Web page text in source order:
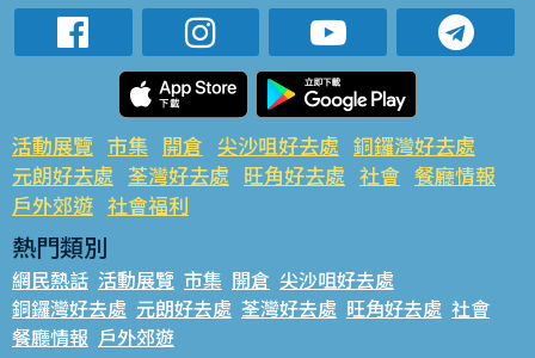
活動展覽 市集 開倉 尖沙咀好去處 銅鑼灣好去處
元朗好去處 荃灣好去處 旺角好去處 社會 餐廳情報
戶外郊遊 社會福利
熱門類別
網民熱話 活動展覽 市集 開倉 尖沙咀好去處
銅鑼灣好去處 元朗好去處 荃灣好去處 旺角好去處 社會
餐廳情報 戶外郊遊